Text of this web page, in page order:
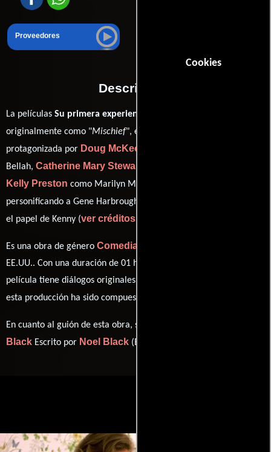
Cookies
Proveedores
Descripción
La películas Su primera experiencia
originalmente como "Mischief", está dirigida por
protagonizada por Doug McKeon
Bellah, Catherine Mary Stewart
Kelly Preston como Marilyn McCauley,
personificando a Gene Harbrough y
el papel de Kenny (ver créditos completos
Es una obra de género Comedia
EE.UU.. Con una duración de 01 hr 35 min (95 minutos), esta
película tiene diálogos originales en
esta producción ha sido compuesta por
En cuanto al guión de esta obra, se encuentra a cargo de
Black Escrito por Noel Black (Escrito por).